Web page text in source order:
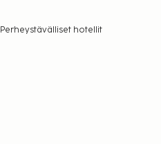
Perheystävälliset hotellit